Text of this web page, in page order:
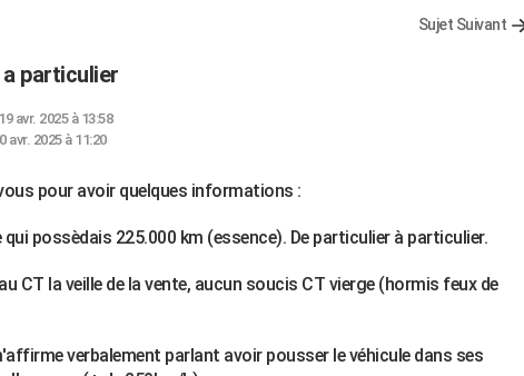
Sujet Suivant
particulier
avr. 2025 à 13:58
avr. 2025 à 11:20
pour avoir quelques informations :
qui possèdais 225.000 km (essence). De particulier à particulier.
CT la veille de la vente, aucun soucis CT vierge (hormis feux de
verbalement parlant avoir pousser le véhicule dans ses